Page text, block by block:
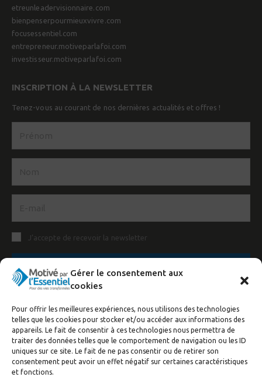
Gérer le consentement aux
cookies
Pour offrir les meilleures expériences, nous utilisons des technologies
telles que les cookies pour stocker et/ou accéder aux informations des
appareils. Le fait de consentir à ces technologies nous permettra de
traiter des données telles que le comportement de navigation ou les ID
uniques sur ce site. Le fait de ne pas consentir ou de retirer son
consentement peut avoir un effet négatif sur certaines caractéristiques
et fonctions.
etreunleadervisionnaire.com
bienpenserpourmieuxvivre.com
focusessentiel.com
entrepreneur.motiveparlafoi.com
investisseur.motiveparlafoi.com
INSCRIPTION À LA NEWSLETTER
Tenez-vous au courant de nos dernières actualités et offres !
J’accepte de recevoir la newsletter